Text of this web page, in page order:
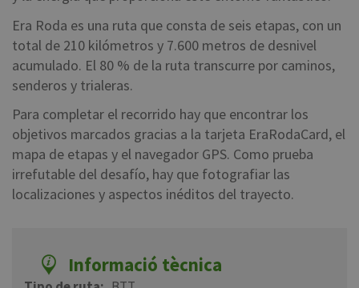
Era Roda es una ruta que consta de seis etapas, con un
total de 210 kilómetros y 7.600 metros de desnivel
acumulado. El 80 % de la ruta transcurre por caminos,
senderos y trialeras.
Para completar el recorrido hay que encontrar los
objetivos marcados gracias a la tarjeta EraRodaCard, el
mapa de etapas y el navegador GPS. Como prueba
irrefutable del desafío, hay que fotografiar las
localizaciones y aspectos inéditos del trayecto.
Informació tècnica